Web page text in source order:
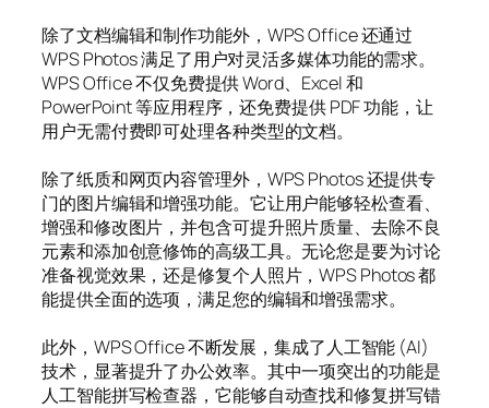
除了文档编辑和制作功能外，WPS Office 还通过
WPS Photos 满足了用户对灵活多媒体功能的需求。
WPS Office 不仅免费提供 Word、Excel 和
PowerPoint 等应用程序，还免费提供 PDF 功能，让
用户无需付费即可处理各种类型的文档。
除了纸质和网页内容管理外，WPS Photos 还提供专
门的图片编辑和增强功能。它让用户能够轻松查看、
增强和修改图片，并包含可提升照片质量、去除不良
元素和添加创意修饰的高级工具。无论您是要为讨论
准备视觉效果，还是修复个人照片，WPS Photos 都
能提供全面的选项，满足您的编辑和增强需求。
此外，WPS Office 不断发展，集成了人工智能 (AI)
技术，显著提升了办公效率。其中一项突出的功能是
人工智能拼写检查器，它能够自动查找和修复拼写错